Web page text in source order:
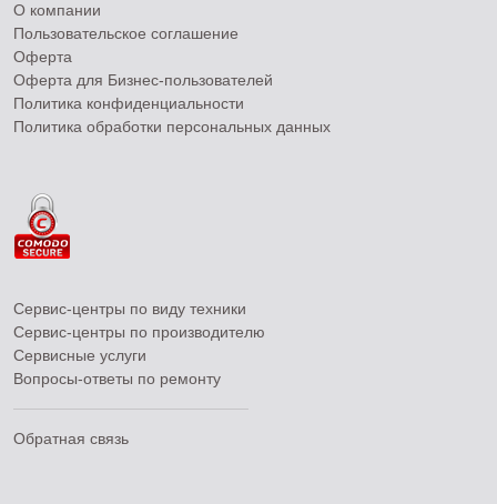
О компании
Пользовательское соглашение
Оферта
Оферта для Бизнес-пользователей
Политика конфиденциальности
Политика обработки персональных данных
Сервис-центры по виду техники
Сервис-центры по производителю
Сервисные услуги
Вопросы-ответы по ремонту
Обратная связь